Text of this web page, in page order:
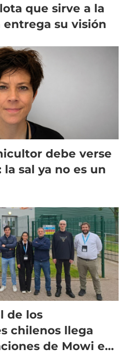
que sirve a la
su visión
debe verse
sal ya no es un
de los
chilenos llega
de Mowi en